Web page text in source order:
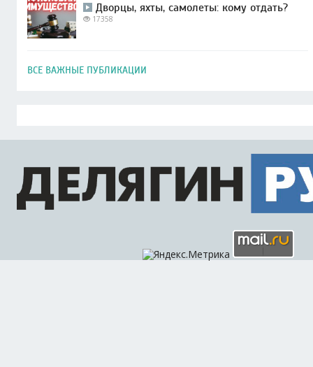
Дворцы, яхты, самолеты: кому отдать?
17358
ВСЕ ВАЖНЫЕ ПУБЛИКАЦИИ